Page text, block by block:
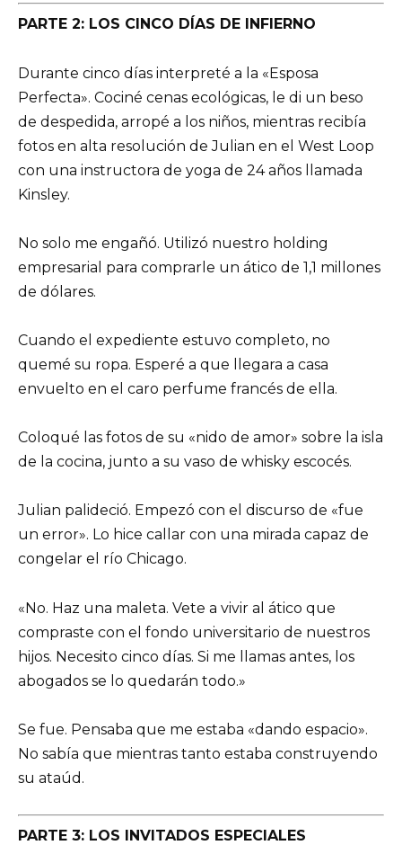
PARTE 2: LOS CINCO DÍAS DE INFIERNO
Durante cinco días interpreté a la «Esposa
Perfecta». Cociné cenas ecológicas, le di un beso
de despedida, arropé a los niños, mientras recibía
fotos en alta resolución de Julian en el West Loop
con una instructora de yoga de 24 años llamada
Kinsley.
No solo me engañó. Utilizó nuestro holding
empresarial para comprarle un ático de 1,1 millones
de dólares.
Cuando el expediente estuvo completo, no
quemé su ropa. Esperé a que llegara a casa
envuelto en el caro perfume francés de ella.
Coloqué las fotos de su «nido de amor» sobre la isla
de la cocina, junto a su vaso de whisky escocés.
Julian palideció. Empezó con el discurso de «fue
un error». Lo hice callar con una mirada capaz de
congelar el río Chicago.
«No. Haz una maleta. Vete a vivir al ático que
compraste con el fondo universitario de nuestros
hijos. Necesito cinco días. Si me llamas antes, los
abogados se lo quedarán todo.»
Se fue. Pensaba que me estaba «dando espacio».
No sabía que mientras tanto estaba construyendo
su ataúd.
PARTE 3: LOS INVITADOS ESPECIALES